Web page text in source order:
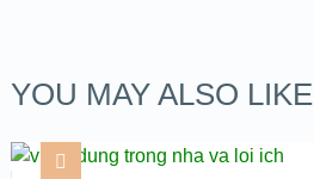
YOU MAY ALSO LIKE